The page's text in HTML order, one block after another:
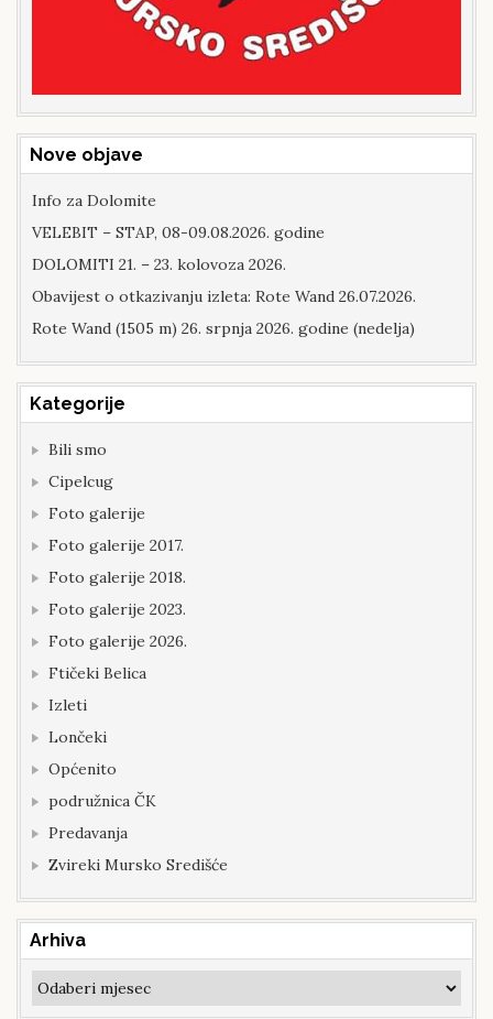
Nove objave
Info za Dolomite
VELEBIT – STAP, 08-09.08.2026. godine
DOLOMITI 21. – 23. kolovoza 2026.
Obavijest o otkazivanju izleta: Rote Wand 26.07.2026.
Rote Wand (1505 m) 26. srpnja 2026. godine (nedelja)
Kategorije
Bili smo
Cipelcug
Foto galerije
Foto galerije 2017.
Foto galerije 2018.
Foto galerije 2023.
Foto galerije 2026.
Ftičeki Belica
Izleti
Lončeki
Općenito
podružnica ČK
Predavanja
Zvireki Mursko Središće
Arhiva
Arhiva